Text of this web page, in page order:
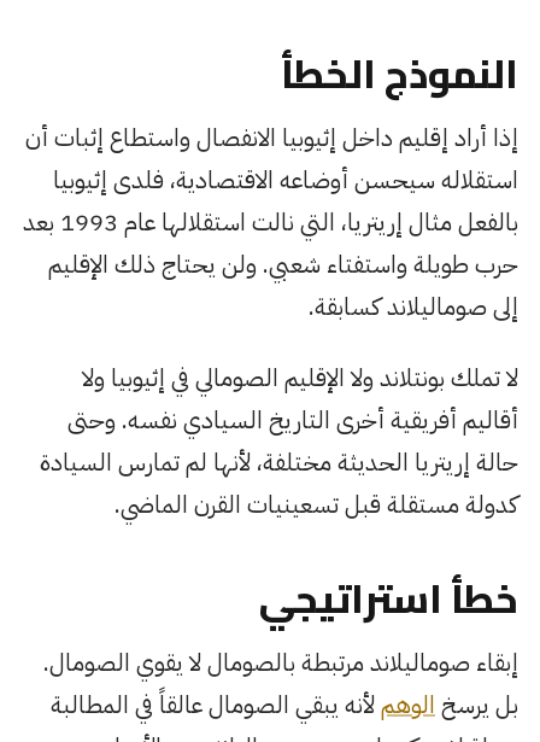
النموذج الخطأ
إذا أراد إقليم داخل إثيوبيا الانفصال واستطاع إثبات أن
استقلاله سيحسن أوضاعه الاقتصادية، فلدى إثيوبيا
بالفعل مثال إريتريا، التي نالت استقلالها عام 1993 بعد
حرب طويلة واستفتاء شعبي. ولن يحتاج ذلك الإقليم
إلى صوماليلاند كسابقة.
لا تملك بونتلاند ولا الإقليم الصومالي في إثيوبيا ولا
أقاليم أفريقية أخرى التاريخ السيادي نفسه. وحتى
حالة إريتريا الحديثة مختلفة، لأنها لم تمارس السيادة
كدولة مستقلة قبل تسعينيات القرن الماضي.
خطأ استراتيجي
إبقاء صوماليلاند مرتبطة بالصومال لا يقوي الصومال.
بل يرسخ الوهملأنه يبقي الصومال عالقاً في المطالبة